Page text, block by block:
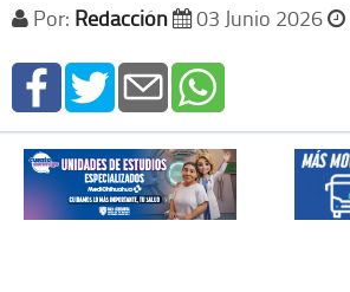
Por: Redacción 03 Junio 2026